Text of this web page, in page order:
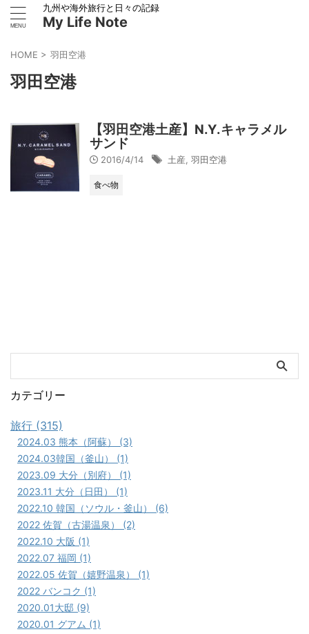
九州や海外旅行と日々の記録
My Life Note
HOME > 羽田空港
羽田空港
【羽田空港土産】N.Y.キャラメル
サンド
2016/4/14 土産 羽田空港
食べ物
カテゴリー
旅行 (315)
2024.03 熊本（阿蘇） (3)
2024.03韓国（釜山） (1)
2023.09 大分（別府） (1)
2023.11 大分（日田） (1)
2022.10 韓国（ソウル・釜山） (6)
2022 佐賀（古湯温泉） (2)
2022.10 大阪 (1)
2022.07 福岡 (1)
2022.05 佐賀（嬉野温泉） (1)
2022 バンコク (1)
2020.01大邸 (9)
2020.01 グアム (1)